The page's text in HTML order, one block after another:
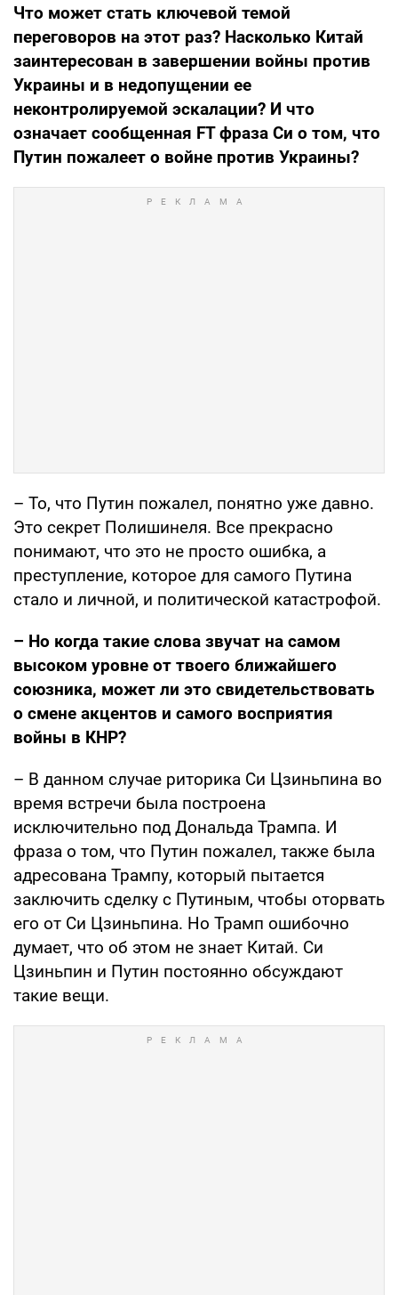
Что может стать ключевой темой
переговоров на этот раз? Насколько Китай
заинтересован в завершении войны против
Украины и в недопущении ее
неконтролируемой эскалации? И что
означает сообщенная FT фраза Си о том, что
Путин пожалеет о войне против Украины?
– То, что Путин пожалел, понятно уже давно.
Это секрет Полишинеля. Все прекрасно
понимают, что это не просто ошибка, а
преступление, которое для самого Путина
стало и личной, и политической катастрофой.
– Но когда такие слова звучат на самом
высоком уровне от твоего ближайшего
союзника, может ли это свидетельствовать
о смене акцентов и самого восприятия
войны в КНР?
– В данном случае риторика Си Цзиньпина во
время встречи была построена
исключительно под Дональда Трампа. И
фраза о том, что Путин пожалел, также была
адресована Трампу, который пытается
заключить сделку с Путиным, чтобы оторвать
его от Си Цзиньпина. Но Трамп ошибочно
думает, что об этом не знает Китай. Си
Цзиньпин и Путин постоянно обсуждают
такие вещи.